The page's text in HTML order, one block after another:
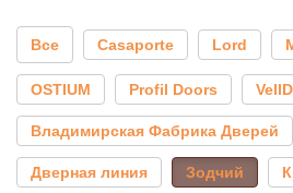
Все Casaporte Lord
OSTIUM Profil Doors
Владимирская Фабрика Дверей
Дверная линия Зодчий